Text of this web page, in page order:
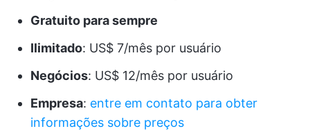
Gratuito para sempre
Ilimitado: US$ 7/mês por usuário
Negócios: US$ 12/mês por usuário
Empresa: entre em contato para obter
informações sobre preços